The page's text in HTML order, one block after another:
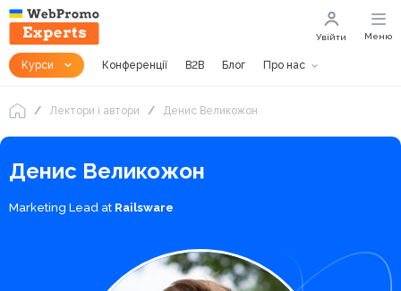
Курси Конференції B2B Блог Про нас
Увійти Меню
Лектори і автори Денис Великожон
Денис Великожон
Marketing Lead at Railsware